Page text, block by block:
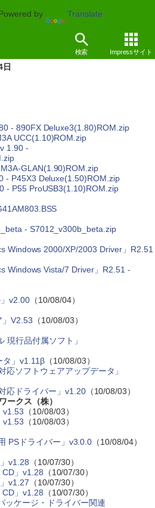
by Translate
検索 Impressサイト
日
- 890FX Deluxe3(1.80)ROM.zip
UCC(1.10)ROM.zip
1.90 -
GLAN(1.90)ROM.zip
- P45X3 Deluxe(1.50)ROM.zip
- P55 ProUSB3(1.10)ROM.zip
- S7012_v300b_beta.zip
Windows 2000/XP/2003 Driver」R2.51
Windows Vista/7 Driver」R2.51 -
v2.00（10/08/04）
」V2.53 （10/08/03）
現行品付属ソフト」
タ」v1.11β（10/08/03）
応ソフトウェアアップデータ」
応ドライバー」v1.20（10/08/03）
ークス（株）
v1.53 （10/08/03）
v1.53 （10/08/03）
PSドライバー」v3.0.0 （10/08/04）
v1.28 （10/07/30）
CD」v1.28 （10/07/30）
v1.27 （10/07/30）
CD」v1.28 （10/07/30）
ッケージ・ドライバー関連